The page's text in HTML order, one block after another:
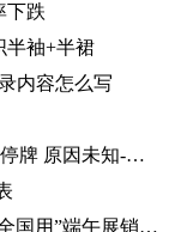
下跌
半袖+半裙
内容怎么写
新创建集团(00659)6月23日下午盘中短暂停牌 原因未知-环球热闻
从“空手而来”到“满载而归” 首届“仁寿造全国用”端午展销会开幕_全球观天下